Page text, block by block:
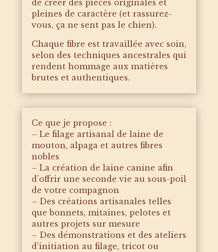
de créer des pièces originales et
pleines de caractère (et rassurez-
vous, ça ne sent pas le chien).
Chaque fibre est travaillée avec soin,
selon des techniques ancestrales qui
rendent hommage aux matières
brutes et authentiques.
Ce que je propose :
– Le filage artisanal de laine de
mouton, alpaga et autres fibres
nobles
– La création de laine canine afin
d’offrir une seconde vie au sous-poil
de votre compagnon
– Des créations artisanales telles
que bonnets, mitaines, pelotes et
autres projets sur mesure
– Des démonstrations et des ateliers
d’initiation au filage, tricot ou